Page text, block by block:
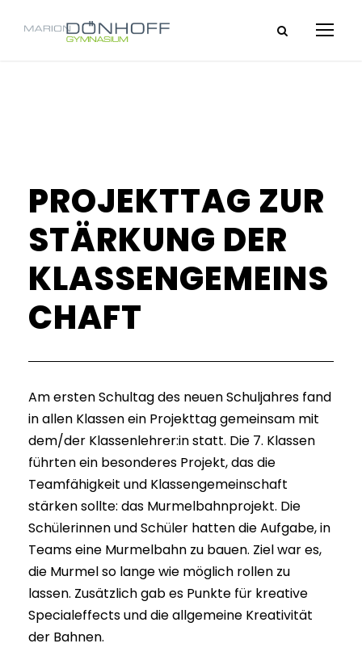
PROJEKTTAG ZUR
STÄRKUNG DER
KLASSENGEMEINS
CHAFT
Am ersten Schultag des neuen Schuljahres fand
in allen Klassen ein Projekttag gemeinsam mit
dem/der Klassenlehrer:in statt. Die 7. Klassen
führten ein besonderes Projekt, das die
Teamfähigkeit und Klassengemeinschaft
stärken sollte: das Murmelbahnprojekt. Die
Schülerinnen und Schüler hatten die Aufgabe, in
Teams eine Murmelbahn zu bauen. Ziel war es,
die Murmel so lange wie möglich rollen zu
lassen. Zusätzlich gab es Punkte für kreative
Specialeffects und die allgemeine Kreativität
der Bahnen.